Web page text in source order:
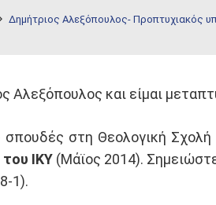
Δημήτριος Αλεξόπουλος- Προπτυχιακός
Αλεξόπουλος και είμαι
σπουδές στη Θεολογική
ΙΚΥ (Μάϊος 2014).
1).